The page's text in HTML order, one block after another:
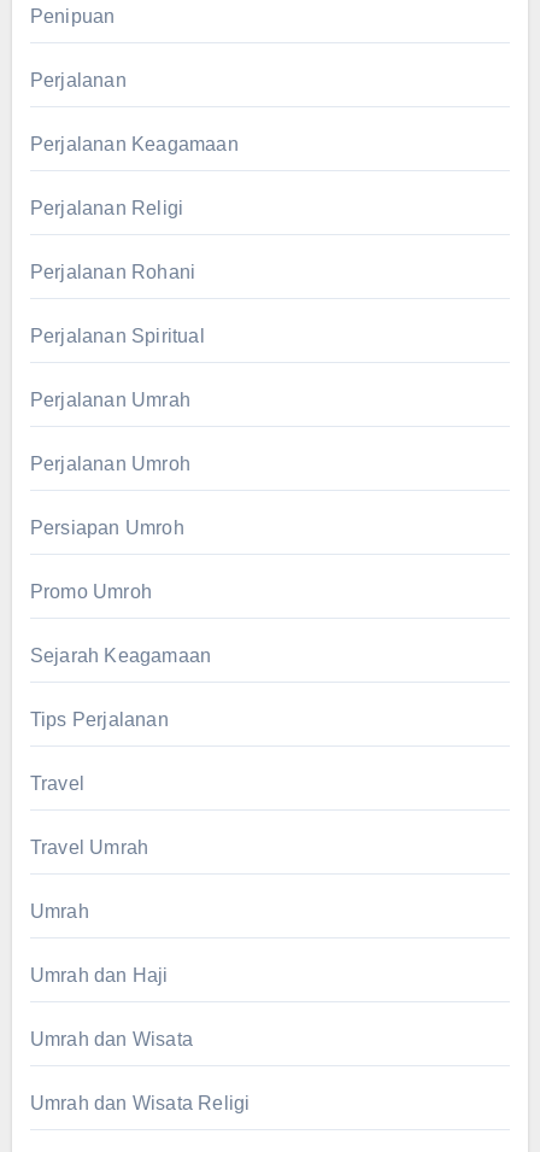
Penipuan
Perjalanan
Perjalanan Keagamaan
Perjalanan Religi
Perjalanan Rohani
Perjalanan Spiritual
Perjalanan Umrah
Perjalanan Umroh
Persiapan Umroh
Promo Umroh
Sejarah Keagamaan
Tips Perjalanan
Travel
Travel Umrah
Umrah
Umrah dan Haji
Umrah dan Wisata
Umrah dan Wisata Religi